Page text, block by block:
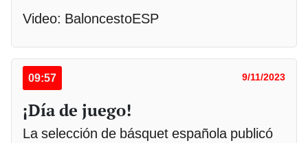
Video: BaloncestoESP
09:57 9/11/2023
¡Día de juego!
La selección de básquet española publicó